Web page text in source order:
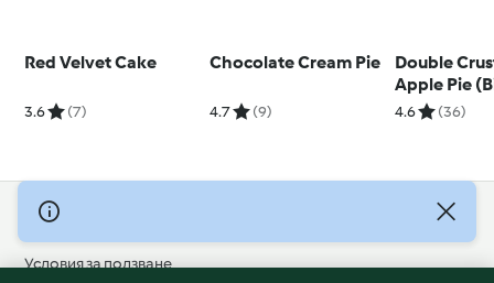
Red Velvet Cake
3.6 (7)
Chocolate Cream Pie
4.7 (9)
Double
Apple Pie
4.6 (36)
© Авторско право 2026
Условия за ползване